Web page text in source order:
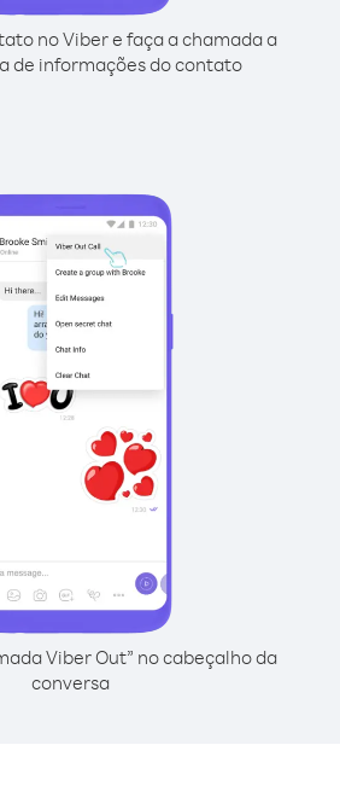
no Viber e faça a chamada a
de informações do contato
Viber Out” no cabeçalho da
conversa